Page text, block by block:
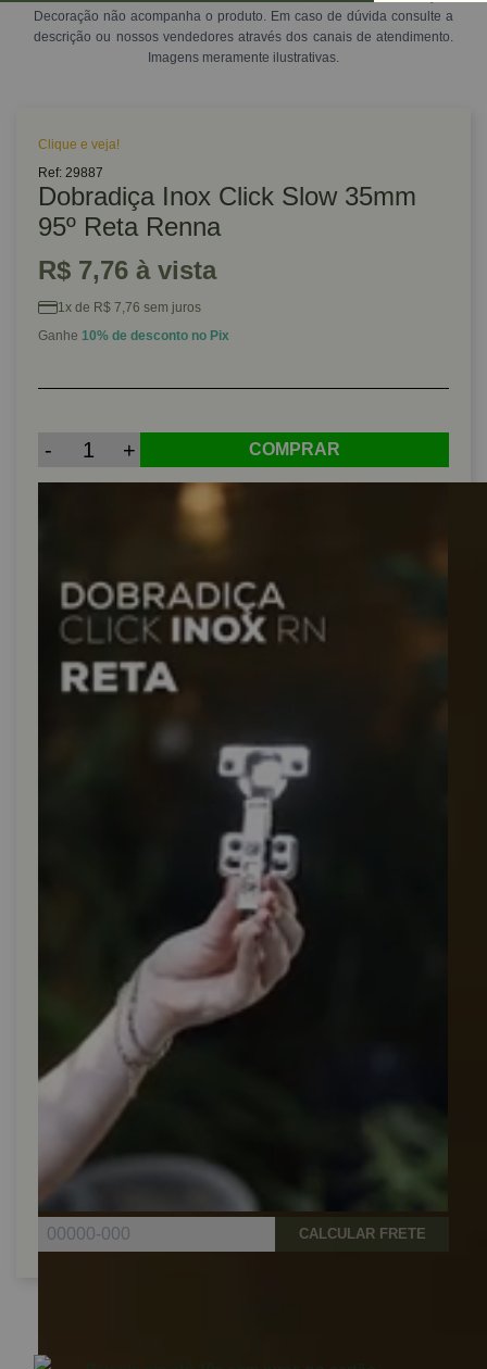
Decoração não acompanha o produto. Em caso de dúvida consulte a
descrição ou nossos vendedores através dos canais de atendimento.
Imagens meramente ilustrativas.
Clique e veja!
Ref: 29887
Dobradiça Inox Click Slow 35mm
95º Reta Renna
R$ 7,76 à vista
1x de R$ 7,76 sem juros
Ganhe 10% de desconto no Pix
- + COMPRAR
CALCULAR FRETE